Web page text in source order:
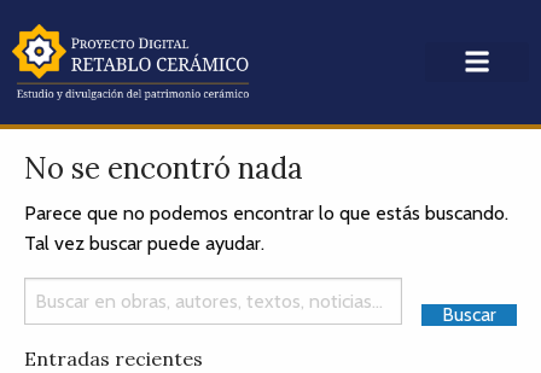
No se encontró nada
Parece que no podemos encontrar lo que estás buscando.
Tal vez buscar puede ayudar.
Entradas recientes